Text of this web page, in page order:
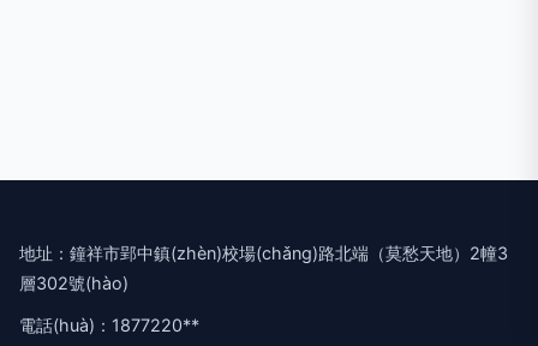
地址：鐘祥市郢中鎮(zhèn)校場(chǎng)路北端（莫愁天地）2幢3
層302號(hào)
電話(huà)：1877220**